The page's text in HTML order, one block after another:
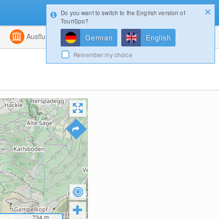
Kombiniert
Ausflugsziele Magazin
734m
Login
Do you want to switch to the English version of
TouriSpo?
German English
Remember my choice
Konfigurator Gewinnspiele